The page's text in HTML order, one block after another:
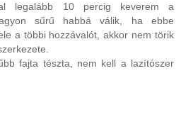
legalább 10 percig keverem a
sűrű habbá válik, ha ebbe
a többi hozzávalót, akkor nem törik
fajta tészta, nem kell a lazítószer